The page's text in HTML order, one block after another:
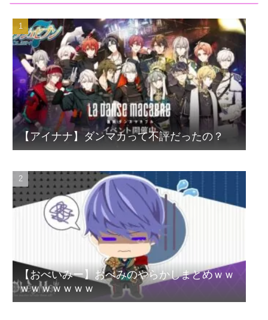
【アイナナ】ダンマカって不評だったの？
【おべいみー】おべみのやらかしまとめｗｗ
ｗｗｗｗｗｗｗ